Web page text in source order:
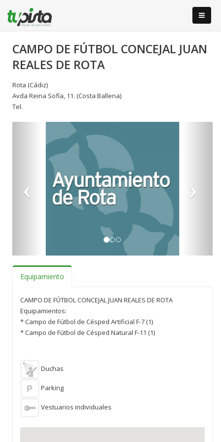
CAMPO DE FÚTBOL CONCEJAL JUAN
REALES DE ROTA
Rota (Cádiz)
Avda Reina Sofí­a, 11. (Costa Ballena)
Tel.
Equipamiento
CAMPO DE FÚTBOL CONCEJAL JUAN REALES DE ROTA
Equipamientos:
* Campo de Fútbol de Césped Artificial F-7 (1)
* Campo de Fútbol de Césped Natural F-11 (1)
Duchas
Parking
Vestuarios individuales